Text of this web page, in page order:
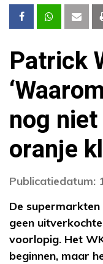
Patrick
nog
oranje
Publicatiedatum:
De
geen
voorlopig. Het
beginnen, maar